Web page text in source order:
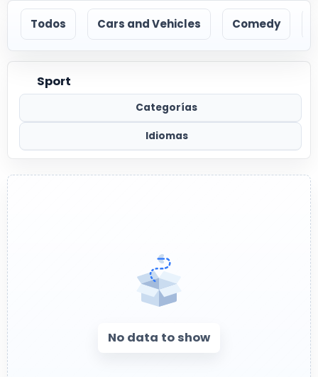
Todos Cars and Vehicles Comedy
Sport
Categorías
Idiomas
No data to show